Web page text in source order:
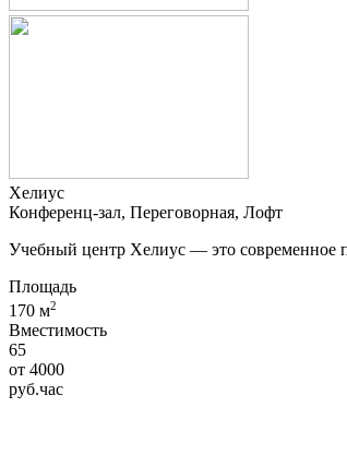
Хелиус
Конференц-зал, Переговорная, Лофт
Учебный центр Хелиус — это современное
Площадь
170 м2
Вместимость
65
от 4000
руб.час